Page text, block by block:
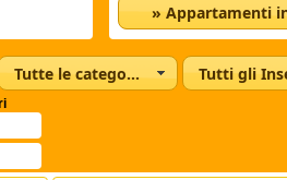
Tutte le categorie Tutti gli